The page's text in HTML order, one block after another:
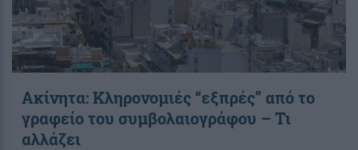
Ακίνητα: Κληρονομιές “εξπρές” από το
γραφείο του συμβολαιογράφου – Τι
αλλάζει